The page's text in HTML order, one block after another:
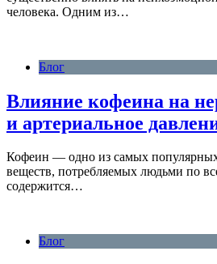
человека. Одним из…
Блог
Влияние кофеина на
и артериальное
Кофеин — одно из самых
веществ, потребляемых людьми по
содержится…
Блог